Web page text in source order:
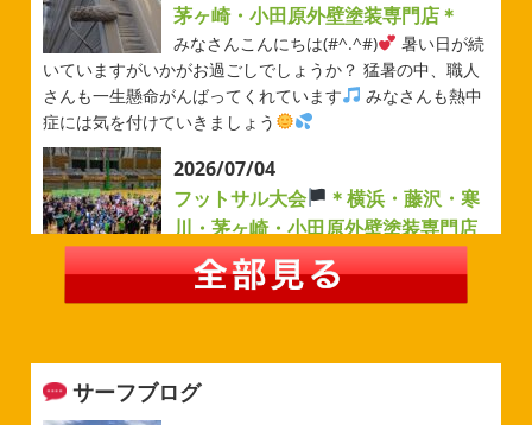
茅ヶ崎・小田原外壁塗装専門店＊
みなさんこんにちは(#^.^#)
暑い日が続
いていますがいかがお過ごしでしょうか？ 猛暑の中、職人
さんも一生懸命がんばってくれています
みなさんも熱中
症には気を付けていきましょう
2026/07/04
フットサル大会
＊横浜・藤沢・寒
川・茅ヶ崎・小田原外壁塗装専門店
＊
みなさんこんにちは(#^.^#)
例年より過ごしやすい気温が
続いていますがいかがお過ごしでしょうか？ 先日は毎年恒
運動する機会が少ないのでいい運動になりました
...
2026/05/31
サーフブログ